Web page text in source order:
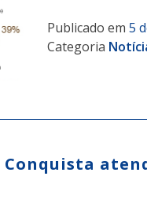
Publicado em 5
Categoria